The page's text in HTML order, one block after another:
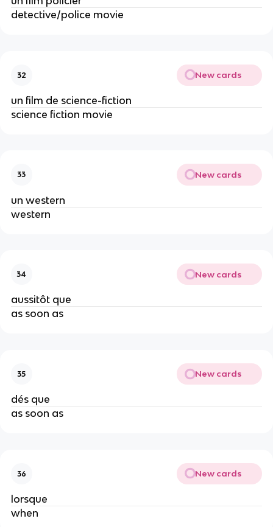
detective/police movie
32 New cards
un film de science-fiction
science fiction movie
33 New cards
un western
western
34 New cards
aussitôt que
as soon as
35 New cards
dés que
as soon as
36 New cards
lorsque
when